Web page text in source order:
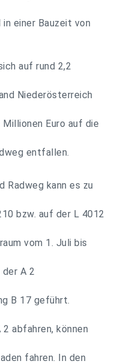
in einer Bauzeit von
auf rund 2,2
Niederösterreich
Millionen Euro auf die
entfallen.
Radweg kann es zu
bzw. auf der L 4012
vom 1. Juli bis
der A 2
B 17 geführt.
abfahren, können
fahren. In den